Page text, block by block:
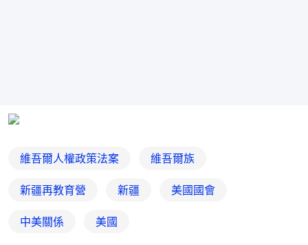
維吾爾人權政策法案 維吾爾族
新疆再教育營 新疆 美國國會
中美關係 美國